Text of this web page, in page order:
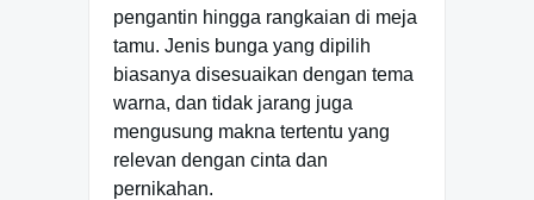
pengantin hingga rangkaian di meja
tamu. Jenis bunga yang dipilih
biasanya disesuaikan dengan tema
warna, dan tidak jarang juga
mengusung makna tertentu yang
relevan dengan cinta dan
pernikahan.